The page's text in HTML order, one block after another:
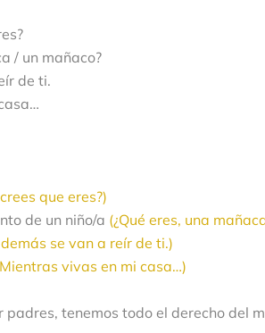
/ un mañaco?
de ti.
que eres?)
de un niño/a (¿Qué eres, una
se van a reír de ti.)
vivas en mi casa…)
padres, tenemos todo el derecho del